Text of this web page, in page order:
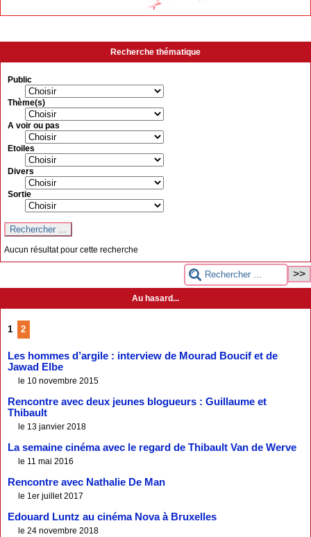
Recherche thématique
Public
Thème(s)
A voir ou pas
Etoiles
Divers
Sortie
Aucun résultat pour cette recherche
Au hasard...
1 2
Les hommes d’argile : interview de Mourad Boucif et de
Jawad Elbe
le 10 novembre 2015
Rencontre avec deux jeunes blogueurs : Guillaume et
Thibault
le 13 janvier 2018
La semaine cinéma avec le regard de Thibault Van de Werve
le 11 mai 2016
Rencontre avec Nathalie De Man
le 1er juillet 2017
Edouard Luntz au cinéma Nova à Bruxelles
le 24 novembre 2018